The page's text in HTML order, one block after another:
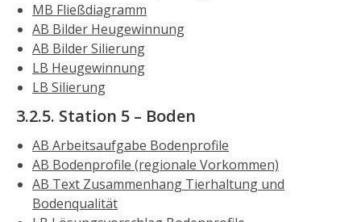
MB Fließdiagramm
AB Bilder Heugewinnung
AB Bilder Silierung
LB Heugewinnung
LB Silierung
3.2.5. Station 5 – Boden
AB Arbeitsaufgabe Bodenprofile
AB Bodenprofile (regionale Vorkommen)
AB Text Zusammenhang Tierhaltung und
Bodenqualität